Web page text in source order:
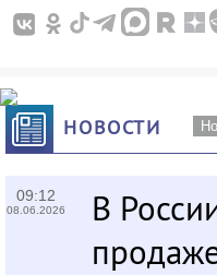
НОВОСТИ
09:12
08.06.2026
В